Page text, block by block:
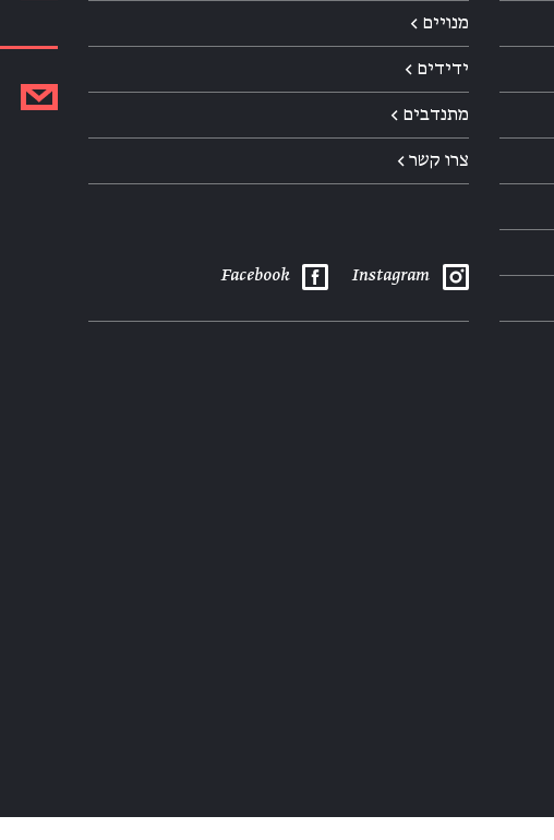
מנויים ←
ידידים ←
מתנדבים ←
צרו קשר ←
Instagram
Facebook